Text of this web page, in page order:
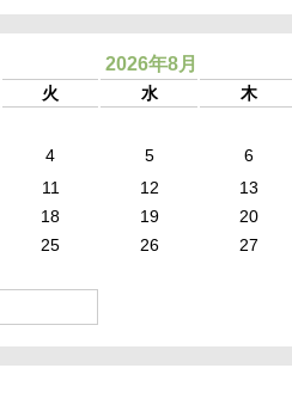
2026年8月
火 水 木
4 5
6
11 12
13
18 19
20
25 26
27